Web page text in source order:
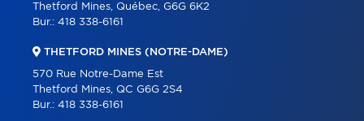
Thetford Mines, Québec, G6G 6K2
Bur.: 418 338-6161
THETFORD MINES (NOTRE-DAME)
570 Rue Notre-Dame Est
Thetford Mines, QC G6G 2S4
Bur.: 418 338-6161